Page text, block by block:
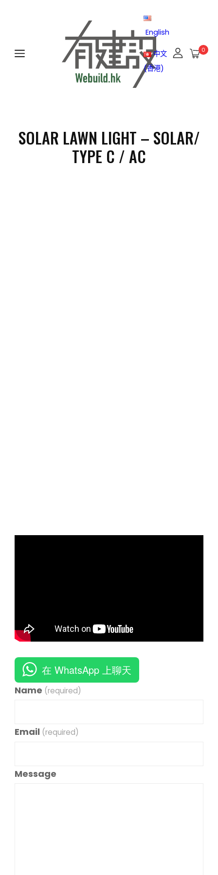
English
中文
(香港)
0
SOLAR LAWN LIGHT – SOLAR/
TYPE C / AC
在 WhatsApp 上聊天
Name (required)
Email (required)
Message